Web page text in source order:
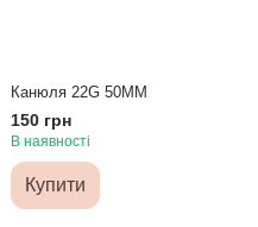
Канюля 22G 50MM
150 грн
В наявності
Купити